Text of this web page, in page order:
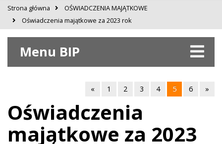
Strona główna
OŚWIADCZENIA MAJĄTKOWE
Oświadczenia majątkowe za 2023 rok
Menu BIP
« 1 2 3 4 5 6 »
Oświadczenia
majątkowe za 2023